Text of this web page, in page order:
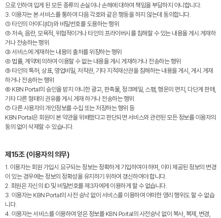
으로 인하여 입게 된 모든 종류의 손실이나 손해에 대하여 책임을 부담하지 아니합니다.
3. 이용자는 본 서비스를 통하여 다음 각호와 같은 행동을 하지 않는데 동의합니다.
① 타인의 아이디(ID)와 비밀번호를 도용하는 행위
② 저속, 음란, 모욕적, 위협적이거나 타인의 프라이버시를 침해할 수 있는 내용을 게시․게재하
거나 전송하는 행위
③ 서비스에 게재하는 내용의 출처를 위장하는 행위
④ 법률, 계약에 의하여 이용할 수 없는 내용을 게시․게재하거나 전송하는 행위
⑤ 타인의 특허, 상표, 영업비밀, 저작권, 기타 지적재산권을 침해하는 내용을 게시, 게시․게재
하거나 전송하는 행위
⑥ KBN Portal의 승인을 받지 아니한 광고, 판촉물, 정크메일, 스팸, 행운의 편지, 다단계 판매,
기타 다른 형태의 권유를 게시․게재 하거나 전송하는 행위
⑦ 다른 사용자의 개인정보를 수집 또는 저장하는 행위 등
KBN Portal은 회원이 본 약관을 위배했다고 판단되면 서비스와 관련된 모든 정보를 이용자의
동의 없이 삭제할 수 있습니다.
제15조 (이용자의 의무)
1. 이용자는 회원 가입시 요구되는 정보는 정확하게 기입하여야 하며, 이미 제공된 정보의 변경
이 있는 경우에는 정보의 정확성을 유지하기 위하여 갱신하여야 합니다.
2. 회원은 자신의 ID 및 비밀번호를 제3자에게 이용하게 할 수 없습니다.
3. 이용자는 KBN Portal의 사전 승낙 없이 서비스를 이용하여 어떠한 영리 행위도 할 수 없습
니다.
4. 이용자는 서비스를 이용하여 얻은 정보를 KBN Portal의 사전승낙 없이 복사, 복제, 변경,